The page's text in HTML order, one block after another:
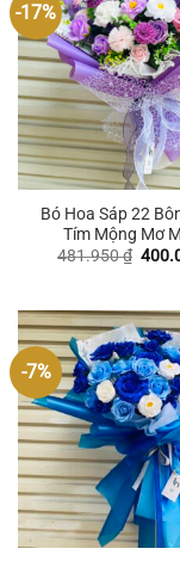
-17%
Bó Hoa Sáp 22
Tím Mộng Mơ
481.950₫ Giá
-7%